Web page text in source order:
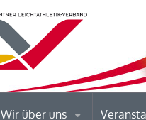
Wir über uns